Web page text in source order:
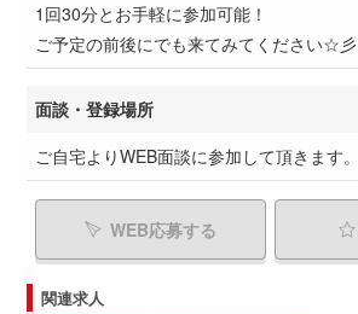
1回30分とお手軽に参加可能！
ご予定の前後にでも来てみてください☆彡
面談・登録場所
ご自宅よりWEB面談に参加して頂きます。
WEB応募する
関連求人